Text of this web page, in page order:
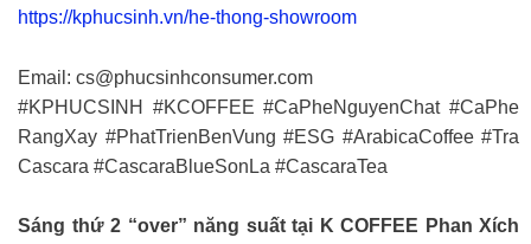
https://kphucsinh.vn/he-thong-showroom
Email: cs@phucsinhconsumer.com
#KPHUCSINH #KCOFFEE #CaPheNguyenChat #CaPhe
RangXay #PhatTrienBenVung #ESG #ArabicaCoffee #Tra
Cascara #CascaraBlueSonLa #CascaraTea
Sáng thứ 2 “over” năng suất tại K COFFEE Phan Xích